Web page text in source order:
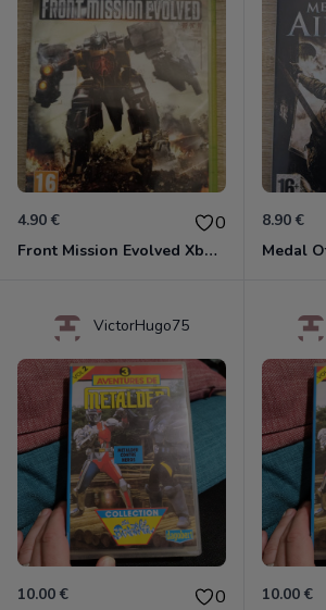
4.90 € 0
Front Mission Evolved Xbox 360
8.90 €
VictorHugo75
10.00 € 0 10.00 €